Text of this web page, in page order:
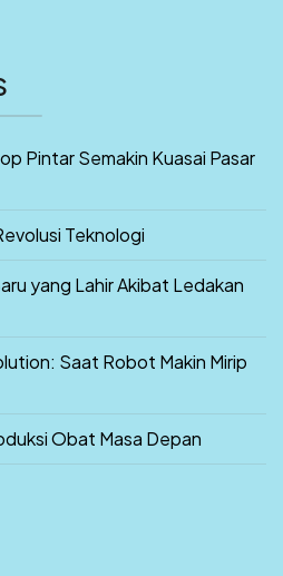
Pintar Semakin Kuasai Pasar
Teknologi
yang Lahir Akibat Ledakan
Saat Robot Makin Mirip
Obat Masa Depan